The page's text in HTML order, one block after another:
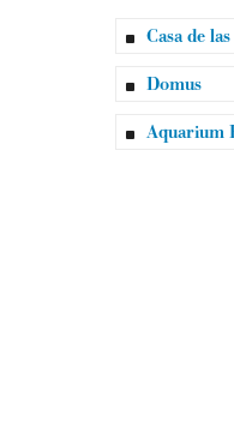
Casa de
Domus
Aquarium